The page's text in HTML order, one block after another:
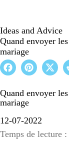
Ideas and Advice
Quand envoyer
mariage
Quand envoyer
mariage
12-07-2022
Temps de lecture